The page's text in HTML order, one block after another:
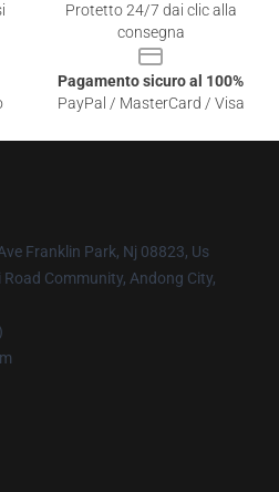
Protetto 24/7 dai clic alla
consegna
Pagamento sicuro al 100%
PayPal / MasterCard / Visa
Franklin Park, Nj 08823, Us
Road Community, Andong City,